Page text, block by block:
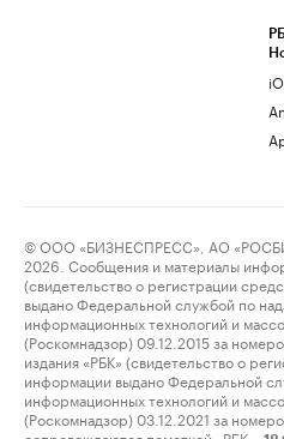
© ООО «БИЗНЕСПРЕСС», АО
2026. Сообщения и материалы
(свидетельство о регистрации
выдано Федеральной службой по
информационных технологий и
(Роскомнадзор) 09.12.2015 за
издания «РБК» (свидетельство о
информации выдано Федеральной
информационных технологий и
(Роскомнадзор) 03.12.2021 за